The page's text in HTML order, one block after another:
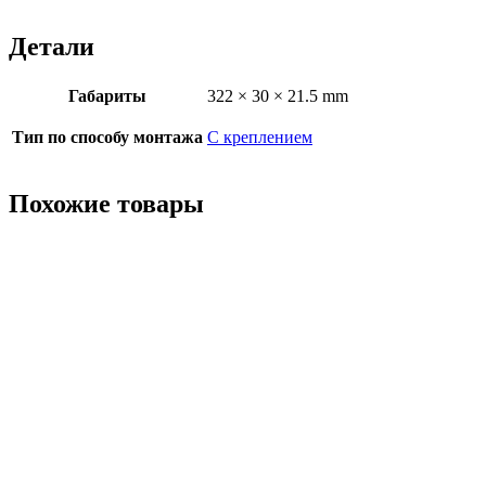
Детали
Габариты 322 × 30 × 21.5 mm
Тип по способу монтажа С креплением
Похожие товары